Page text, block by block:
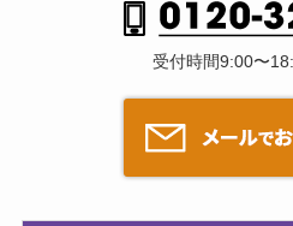
受付時間9:00〜